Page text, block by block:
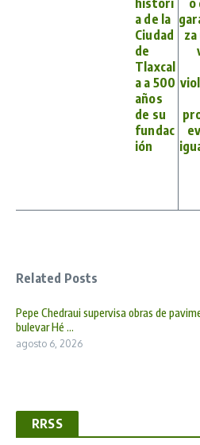
histori
a de la
Ciudad
de
Tlaxcal
a a 500
años
de su
fundac
ión
o
Related Posts
Pepe Chedraui supervisa obras de
bulevar Hé ...
agosto 6, 2026
RRSS